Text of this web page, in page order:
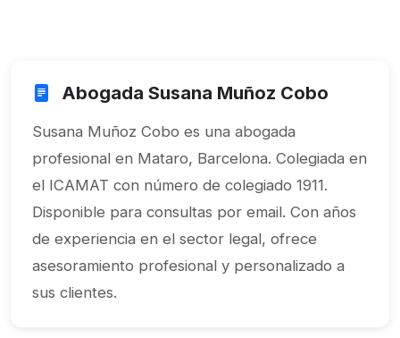
Abogada Susana Muñoz Cobo
Susana Muñoz Cobo es una abogada
profesional en Mataro, Barcelona. Colegiada en
el ICAMAT con número de colegiado 1911.
Disponible para consultas por email. Con años
de experiencia en el sector legal, ofrece
asesoramiento profesional y personalizado a
sus clientes.